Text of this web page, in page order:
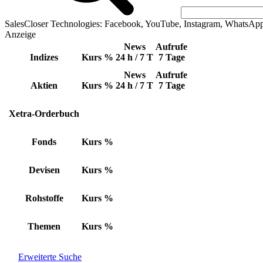
SalesCloser Technologies: Facebook, YouTube, Instagram,
Anzeige
Indizes Kurs %
News
24 h / 7 T
Aufrufe
7 Tage
Aktien Kurs %
News
24 h / 7 T
Aufrufe
7 Tage
Xetra-Orderbuch
Fonds Kurs %
Devisen Kurs %
Rohstoffe Kurs %
Themen Kurs %
Erweiterte Suche